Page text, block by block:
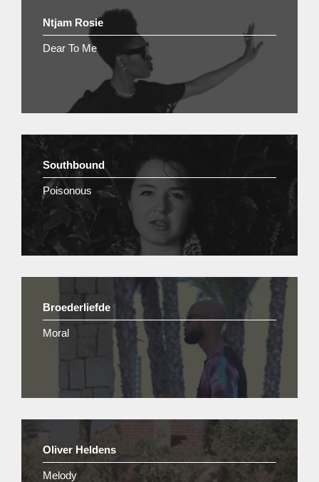
Ntjam Rosie
Dear To Me
Southbound
Poisonous
Broederliefde
Moral
Oliver Heldens
Melody